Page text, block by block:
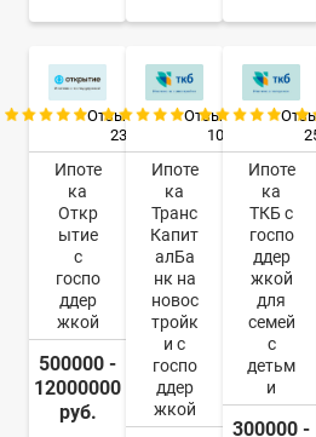
Отзывы:
23
Ипоте
ка
Откр
ытие
с
госпо
ддер
жкой
500000 -
12000000
руб.
Отзывы:
10
Ипоте
ка
Транс
Капит
алБа
нк на
новос
тройк
и с
госпо
ддер
жкой
Ипоте
ка
ТКБ с
госпо
ддер
жкой
для
семей
с
детьм
и
300000 -